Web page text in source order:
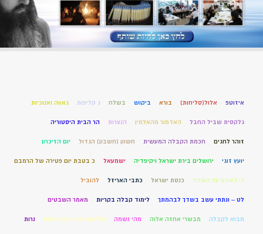
איזוטפ אלול(סליחות) בורא ביקוש בשלח ג קליפות גאווה ואנוכיות
גלקסית שביל החבל האדמור מהאלמין הנצרות הר הבית היסטוריה
זוהר לחגים חכמת הקבלה המעשית חשוון (חשבון) הגדול יום הזיכרון
יועץ זוגי ירושלים בירת ישראל ויקיפדיה ישמעאל כ בטבת יום פטירה של הרמבם
כי האדם עץ השדה כנסת ישראל כתבי האריזל להוביל
לט – ונתתי עשב בשדך לבהמתך לימוד קבלה בקריות מאמר השבטים
מבוא לקבלה מבשרי אחזה אלוה מהי נשמה מלחמת גוג ומגוג בפתח נרות